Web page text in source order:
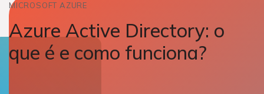
MICROSOFT AZURE
Azure Active Directory: o
que é e como funciona?